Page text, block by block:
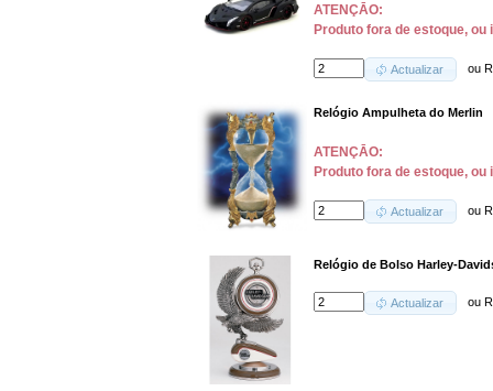
ATENÇĀO:
Produto fora de estoque, ou
Actualizar ou
Relógio Ampulheta do Merlin
ATENÇĀO:
Produto fora de estoque, ou
Actualizar ou
Relógio de Bolso Harley-
Actualizar ou